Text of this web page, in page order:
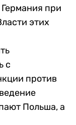
при
этих
с
против
Польша, а